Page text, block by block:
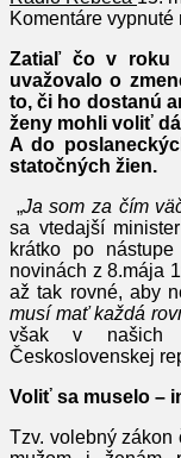
Komentáre vypnuté
Zatiaľ čo v roku
uvažovalo o
to, či ho dostanú
ženy mohli voliť
A do
statočných žien.
„Ja som za čím
sa vtedajší
krátko po
novinách z 8.mája
až tak rovné, aby
musí mať každá
však v našich
Československej
Voliť sa muselo –
Tzv. volebný zákon